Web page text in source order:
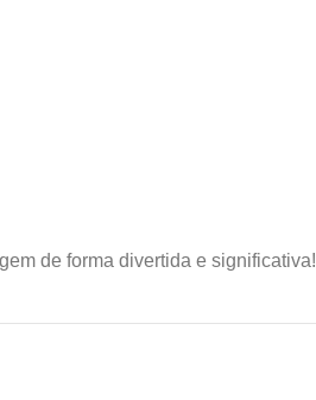
de forma divertida e significativa!